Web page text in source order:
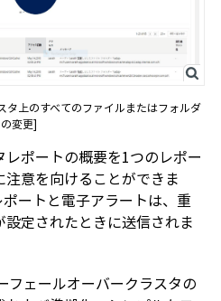
上のすべてのファイルまたはフォルダ
の変更]
ポートの概要を1つのレポー
意を向けることができま
ートと電子アラートは、重
定されたときに送信されま
ェールオーバークラスタの